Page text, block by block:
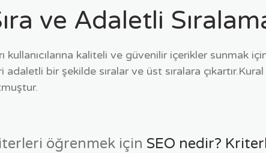
ve Adaletli
kaliteli ve güvenilir içerikler sunmak
adaletli bir şekilde sıralar ve üst sıralara
öğrenmek için SEO nedir?